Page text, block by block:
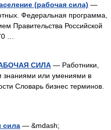
(рабочая сила) —
Федеральная программа,
Правительства Российской
…
СИЛА — Работники,
или умениями в
Словарь бизнес терминов.
сила — &mdash;